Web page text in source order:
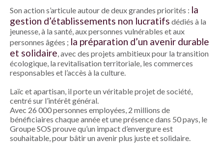
Son action s’articule autour de deux grandes priorités : la
gestion d’établissements non lucratifs dédiés à la
jeunesse, à la santé, aux personnes vulnérables et aux
personnes âgées ; la préparation d’un avenir durable
et solidaire, avec des projets ambitieux pour la transition
écologique, la revitalisation territoriale, les commerces
responsables et l’accès à la culture.
Laïc et apartisan, il porte un véritable projet de société,
centré sur l’intérêt général.
Avec 26 000 personnes employées, 2 millions de
bénéficiaires chaque année et une présence dans 50 pays, le
Groupe SOS prouve qu’un impact d’envergure est
souhaitable, pour bâtir un avenir plus juste et solidaire.